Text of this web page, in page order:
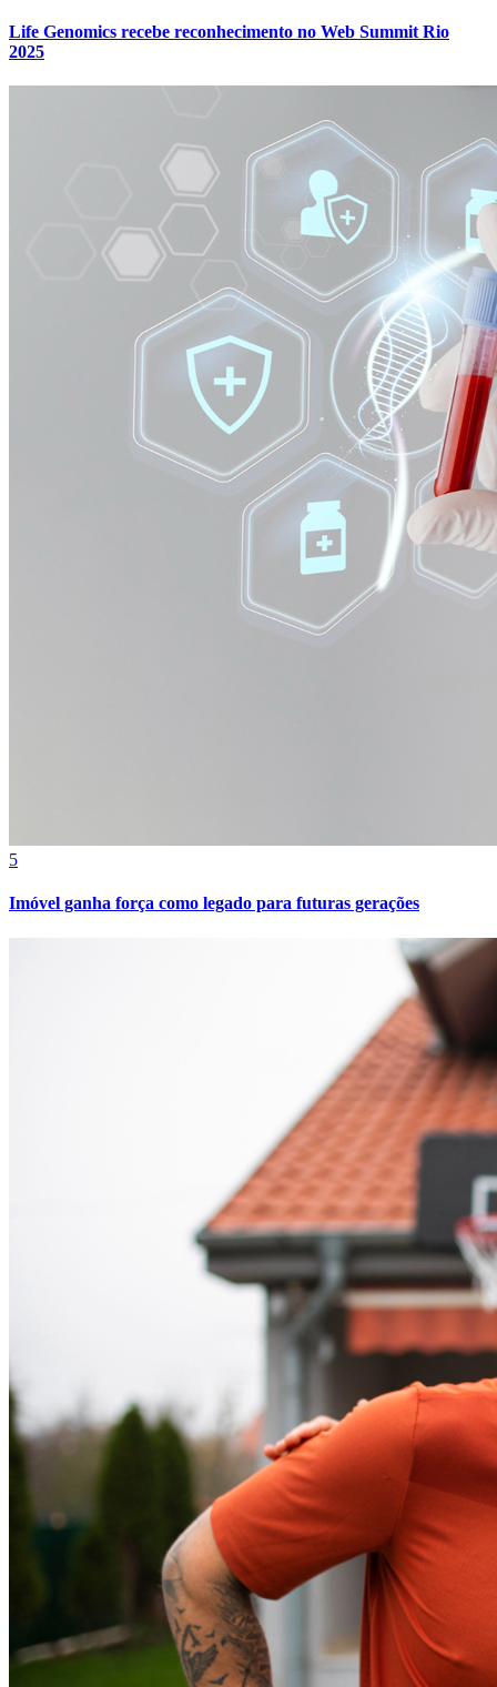
Life Genomics recebe reconhecimento no Web Summit Rio
2025
5
Imóvel ganha força como legado para futuras gerações